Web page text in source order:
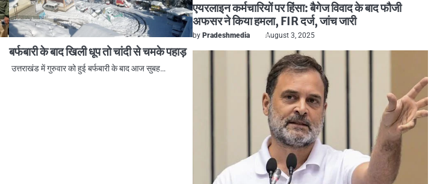
बर्फबारी के बाद खिली धूप तो चांदी से चमके पहाड़
उत्तराखंड में गुरुवार को हुई बर्फबारी के बाद आज सुबह…
एयरलाइन कर्मचारियों पर हिंसा: बैगेज विवाद के बाद फौजी
अफसर ने किया हमला, FIR दर्ज, जांच जारी
by Pradeshmedia August 3, 2025